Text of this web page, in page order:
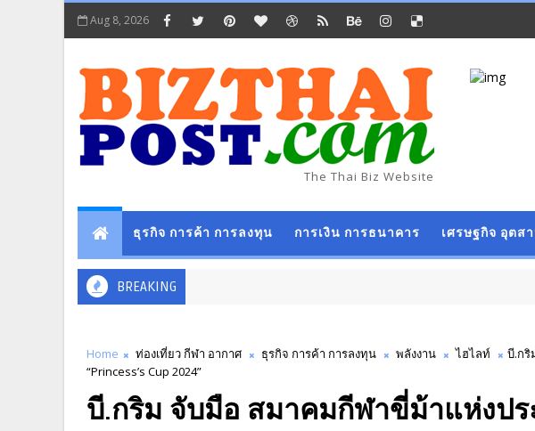
Aug 8, 2026
The Thai Biz Website
ธุรกิจ การค้า การลงทุน การเงิน การธนาคาร เศรษฐกิจ อุตส
BREAKING
Home ท่องเที่ยว กีฬา อากาศ ธุรกิจ การค้า การลงทุน พลังงาน ไฮไลท์
บี.กริ
“Princess’s Cup 2024”
บี.กริม จับมือ สมาคมกีฬาขี่ม้าแห่งปร